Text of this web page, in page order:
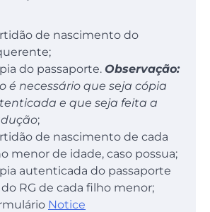
de nascimento do
do passaporte. Observação:
é necessário que seja cópia
e que seja feita a
;
de nascimento de cada
menor de idade, caso possua;
autenticada do passaporte
RG de cada filho menor;
Notice